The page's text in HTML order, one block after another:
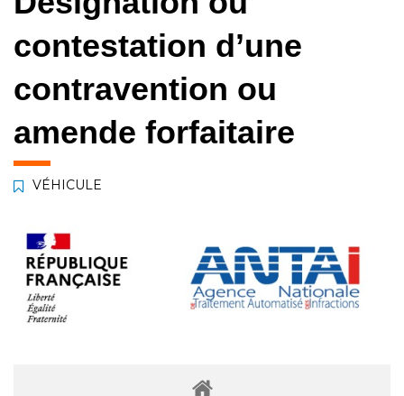
contestation d’une
contravention ou
amende forfaitaire
VÉHICULE